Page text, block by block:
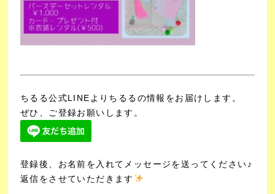
ちるる公式LINEよりちるるの情報をお届けします。
ぜひ、ご登録お願いします。
登録後、お名前を入れてメッセージを送ってください♪
返信をさせていただきます